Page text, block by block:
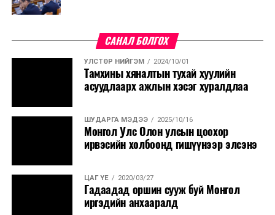
САНАЛ БОЛГОХ
УЛСТӨР НИЙГЭМ 2024/10/01
Тамхины хяналтын тухай хуулийн
асуудлаарх ажлын хэсэг хуралдлаа
ШУДАРГА МЭДЭЭ 2025/10/16
Монгол Улс Олон улсын цоохор
ирвэсийн холбоонд гишүүнээр элсэнэ
ЦАГ ҮЕ 2020/03/27
Гадаадад оршин сууж буй Монгол
иргэдийн анхааралд